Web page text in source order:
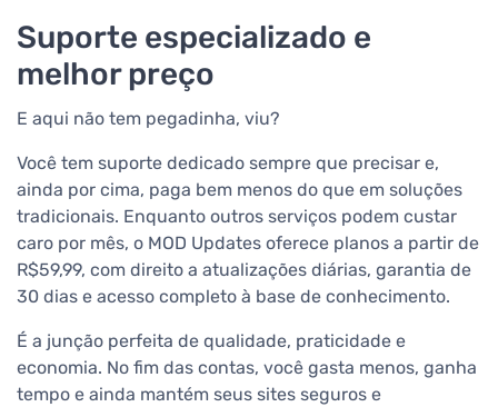
Suporte especializado e
melhor preço
E aqui não tem pegadinha, viu?
Você tem suporte dedicado sempre que precisar e,
ainda por cima, paga bem menos do que em soluções
tradicionais. Enquanto outros serviços podem custar
caro por mês, o MOD Updates oferece planos a partir de
R$59,99, com direito a atualizações diárias, garantia de
30 dias e acesso completo à base de conhecimento.
É a junção perfeita de qualidade, praticidade e
economia. No fim das contas, você gasta menos, ganha
tempo e ainda mantém seus sites seguros e